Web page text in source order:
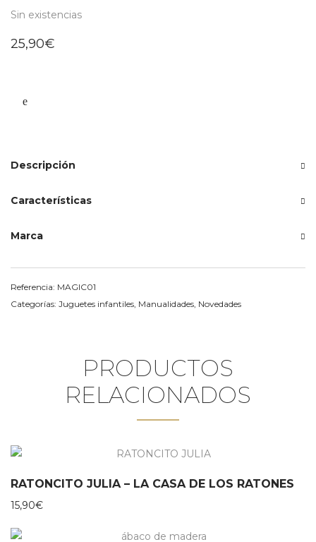
Sin existencias
25,90€
Descripción
Características
Marca
Referencia: MAGIC01
Categorías: Juguetes infantiles Manualidades Novedades
PRODUCTOS
RELACIONADOS
RATONCITO JULIA – LA CASA DE LOS RATONES
15,90€